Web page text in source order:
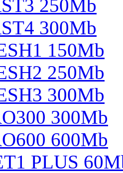
250Mb
300Mb
150Mb
250Mb
300Mb
300Mb
600Mb
PLUS